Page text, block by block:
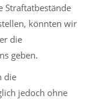
Straftatbestände
könnten wir
die
geben.
die
jedoch ohne